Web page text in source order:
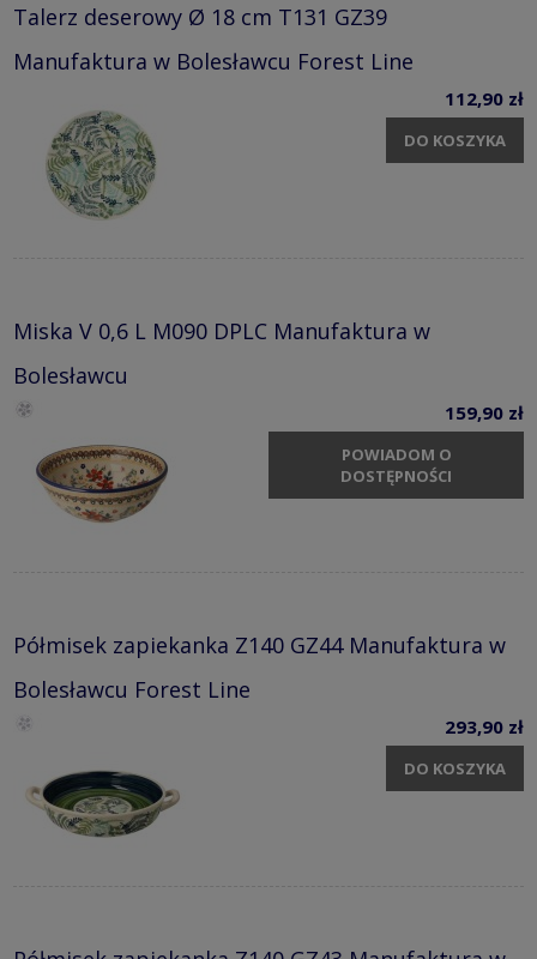
Talerz deserowy Ø 18 cm T131 GZ39
Manufaktura w Bolesławcu Forest Line
112,90 zł
DO KOSZYKA
Miska V 0,6 L M090 DPLC Manufaktura w
Bolesławcu
159,90 zł
POWIADOM O
DOSTĘPNOŚCI
Półmisek zapiekanka Z140 GZ44 Manufaktura w
Bolesławcu Forest Line
293,90 zł
DO KOSZYKA